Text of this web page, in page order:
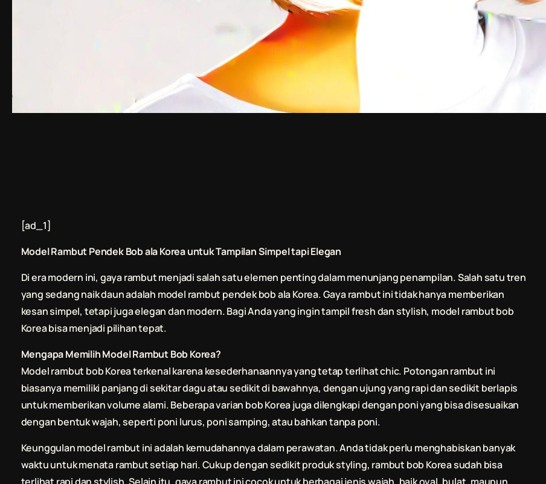
[ad_1]
Model Rambut Pendek Bob ala Korea untuk Tampilan Simpel tapi Elegan
Di era modern ini, gaya rambut menjadi salah satu elemen penting dalam menunjang penampilan. Salah satu tren
yang sedang naik daun adalah model rambut pendek bob ala Korea. Gaya rambut ini tidak hanya memberikan
kesan simpel, tetapi juga elegan dan modern. Bagi Anda yang ingin tampil fresh dan stylish, model rambut bob
Korea bisa menjadi pilihan tepat.
Mengapa Memilih Model Rambut Bob Korea?
Model rambut bob Korea terkenal karena kesederhanaannya yang tetap terlihat chic. Potongan rambut ini
biasanya memiliki panjang di sekitar dagu atau sedikit di bawahnya, dengan ujung yang rapi dan sedikit berlapis
untuk memberikan volume alami. Beberapa varian bob Korea juga dilengkapi dengan poni yang bisa disesuaikan
dengan bentuk wajah, seperti poni lurus, poni samping, atau bahkan tanpa poni.
Keunggulan model rambut ini adalah kemudahannya dalam perawatan. Anda tidak perlu menghabiskan banyak
waktu untuk menata rambut setiap hari. Cukup dengan sedikit produk styling, rambut bob Korea sudah bisa